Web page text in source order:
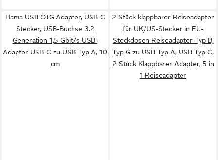
Hama USB OTG Adapter, USB-C
Stecker, USB-Buchse 3.2
Generation 1,5 Gbit/s USB-
Adapter USB-C zu USB Typ A, 10
cm
2 Stück klappbarer Reiseadapter
für UK/US-Stecker in EU-
Steckdosen Reiseadapter Typ B,
Typ G zu USB Typ A, USB Typ C,
2 Stück Klappbarer Adapter, 5 in
1 Reiseadapter